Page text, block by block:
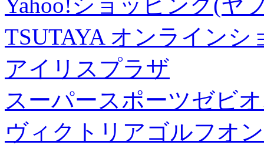
TSUTAYA オンラインシ
アイリスプラザ
スーパースポーツゼビ
ヴィクトリアゴルフオ